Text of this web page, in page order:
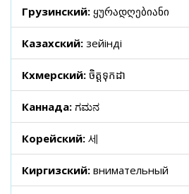
Грузинский: ყურადღებიანი
Казахский: зейінді
Кхмерский: ចិត្តទុកដា
Каннада: ಗಮನ
Корейский: 세
Киргизский: внимательный